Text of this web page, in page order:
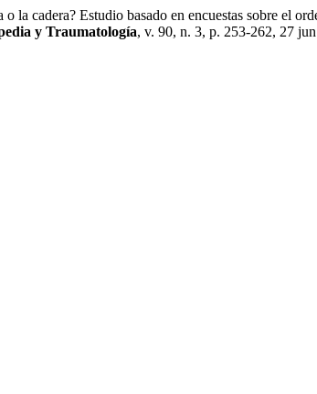
Estudio basado en encuestas sobre el
y Traumatología, v. 90, n. 3, p. 253-262, 27